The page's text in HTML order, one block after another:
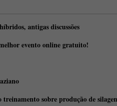
antigas discussões
evento online gratuito!
sobre produção de